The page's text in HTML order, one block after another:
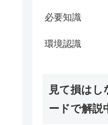
必要知識
環境認識
見て損はし
ードで解説